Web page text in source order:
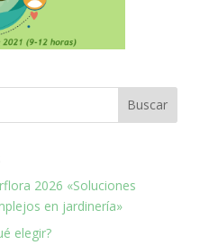
2026 «Soluciones
en jardinería»
elegir?